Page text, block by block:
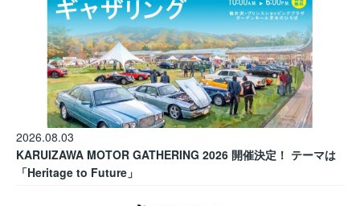
2026.08.03
KARUIZAWA MOTOR GATHERING 2026 開催決定！ テーマは
「Heritage to Future」